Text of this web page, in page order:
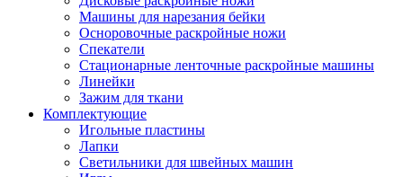
Машины для нарезания бейки
Осноровочные раскройные ножи
Спекатели
Стационарные ленточные раскройные машины
Линейки
Зажим для ткани
Комплектующие
Игольные пластины
Лапки
Светильники для швейных машин